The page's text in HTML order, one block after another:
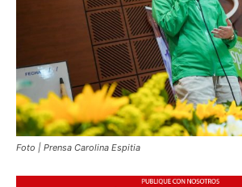
Foto | Prensa Carolina Espitia